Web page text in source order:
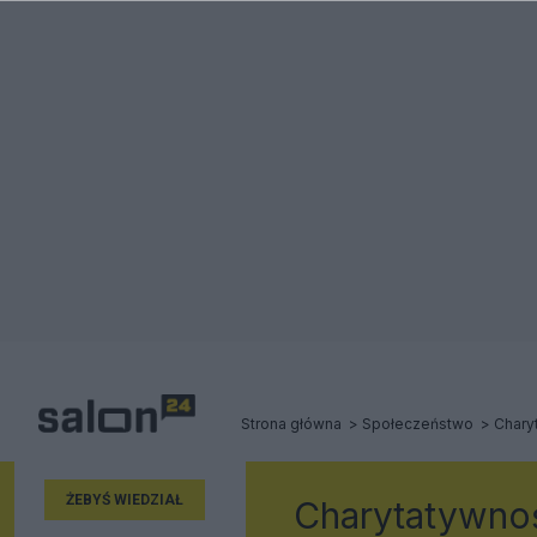
Strona główna Społeczeństwo
ŻEBYŚ WIEDZIAŁ